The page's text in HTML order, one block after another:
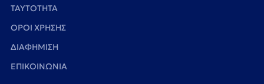
TAYTOTHTA
ΟΡΟΙ ΧΡΗΣΗΣ
ΔΙΑΦΗΜΙΣΗ
ΕΠΙΚΟΙΝΩΝΙΑ